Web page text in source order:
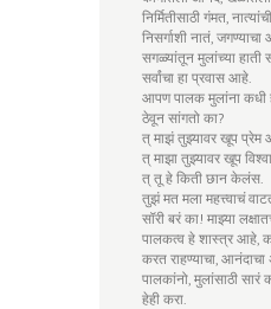
निर्मितीसाठी गंमत,
निसर्गाशी नातं,
सगळ्यांतून मुलांच्या हाती
सर्वांचा हा प्रवास आहे.
आपण पालक मुलांना कधी
ठेवून सांगतो का?
त् माझं तुझ्यावर खूप प्रेम
त् माझा तुझ्यावर खूप
त् तू हे किती छान केलंस.
तुझं मत मला महत्त्वाचं
सॉरी बरं का! माझ्या
पालकत्व हे शास्त्र
करत राहण्याचा,
पालकांनो, मुलांसाठी सारं
हेही करा.